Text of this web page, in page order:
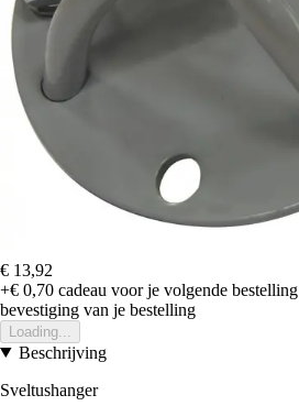
€ 13,92
+€ 0,70 cadeau voor je volgende bestelling
bevestiging van je bestelling
Loading...
Beschrijving
Sveltushanger